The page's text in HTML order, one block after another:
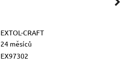
EXTOL-CRAFT
24 měsíců
EX97302